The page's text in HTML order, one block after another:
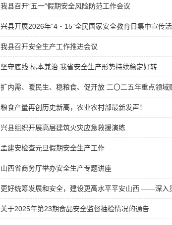
我县召开“五一”假期安全风险防范工作会议
兴县开展2026年“4・15”全民国家安全教育日集中宣传
我县召开安全生产工作推进会议
坚守底线 标本兼治 我省安全生产形势持续稳定好转
扩内需、暖民生、稳粮食、促开放 二〇二五年重点领域
粮食产量再创历史新高，农业农村部最新发声！
兴县组织开展高层建筑火灾应急救援演练
孟建安检查元旦假期安全生产工作
山西省商务厅举办安全生产专题讲座
更好统筹发展和安全，建设更高水平平安山西 ——深入
关于2025年第23期食品安全监督抽检情况的通告